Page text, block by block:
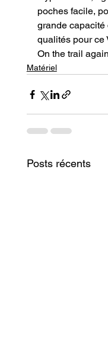
poches facile,
grande capacité
qualités pour ce
On the trail
Matériel
Posts récents